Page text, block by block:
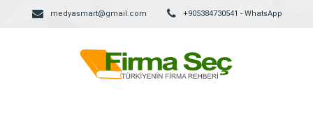
medyasmart@gmail.com +905384730541 - WhatsApp